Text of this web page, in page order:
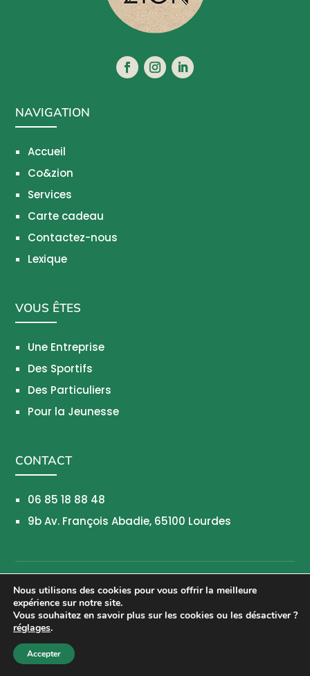
NAVIGATION
Accueil
Co&zion
Services
Carte cadeau
Contactez-nous
Lexique
VOUS ÊTES
Une Entreprise
Des Sportifs
Des Particuliers
Pour la Jeunesse
CONTACT
06 85 18 88 48
9b Av. François Abadie, 65100 Lourdes
©2026Break-Out Company- Agence de
communication
Nous utilisons des cookies pour vous offrir la meilleure
expérience sur notre site.
Vous souhaitez en savoir plus sur les cookies ou les désactiver ?
réglages.
Accepter